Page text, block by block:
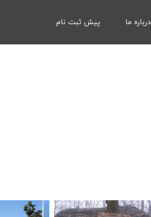
درباره ما پیش ثبت نام